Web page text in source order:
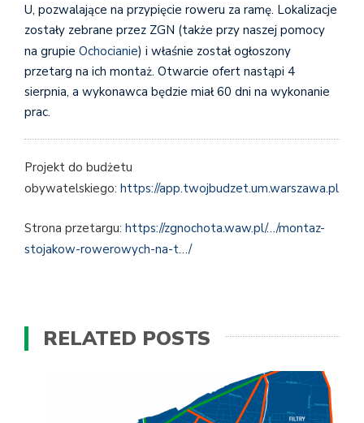
U, pozwalające na przypięcie roweru za ramę. Lokalizacje
zostały zebrane przez ZGN (także przy naszej pomocy
na grupie Ochocianie) i właśnie został ogłoszony
przetarg na ich montaż. Otwarcie ofert nastąpi 4
sierpnia, a wykonawca będzie miał 60 dni na wykonanie
prac.
Projekt do budżetu
obywatelskiego: https://app.twojbudzet.um.warszawa.pl/
Strona przetargu: https://zgnochota.waw.pl/…/montaz-
stojakow-rowerowych-na-t…/
RELATED POSTS